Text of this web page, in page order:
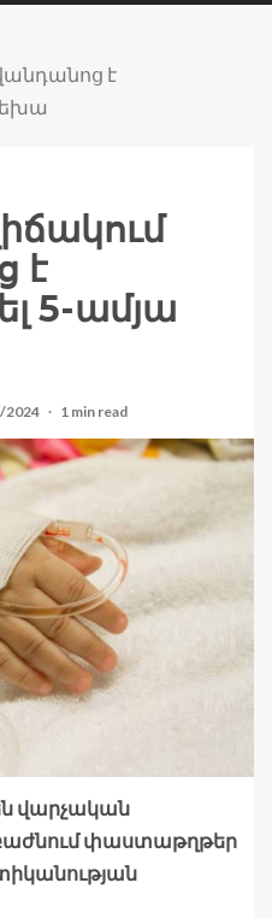
է
է
5-ամյա
2024 1 min read
վարչական
փաստաթղթեր